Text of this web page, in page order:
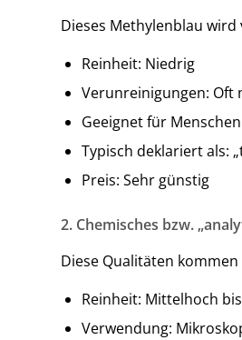
Dieses Methylenblau
Reinheit: Niedrig
Verunreinigungen: Oft
Geeignet für
Typisch deklariert als:
Preis: Sehr günstig
2. Chemisches bzw.
Diese Qualitäten
Reinheit: Mittelhoch
Verwendung: